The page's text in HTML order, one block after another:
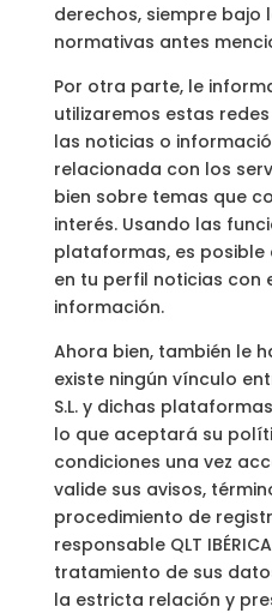
derechos, siempre bajo
normativas antes
Por otra parte, le
utilizaremos estas
las noticias o
relacionada con los
bien sobre temas que
interés. Usando las
plataformas, es posible
en tu perfil noticias con
información.
Ahora bien, también le
existe ningún vínculo
S.L. y dichas
lo que aceptará su
condiciones una vez
valide sus avisos,
procedimiento de
responsable QLT
tratamiento de sus
la estricta relación y